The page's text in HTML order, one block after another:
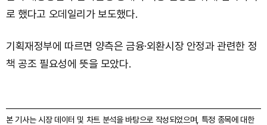
로 했다고 오데일리가 보도했다.
기획재정부에 따르면 양측은 금융·외환시장 안정과 관련한 정
책 공조 필요성에 뜻을 모았다.
본 기사는 시장 데이터 및 차트 분석을 바탕으로 작성되었으며, 특정 종목에 대한